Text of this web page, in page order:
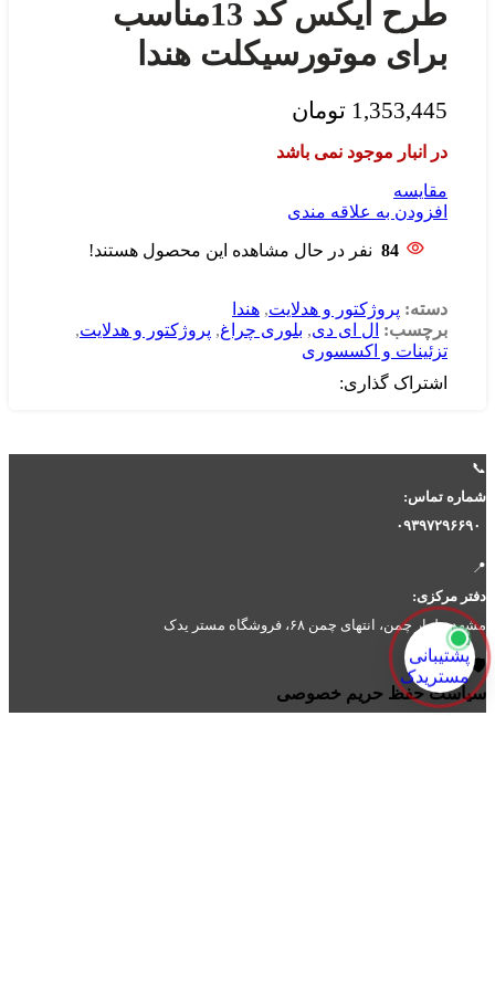
لاکی 185
گلکسی
NA-NH
کلیک
کلیک
150
کلیک
کلیک
طرح
شکاری
شوکا
طرح ایکس کد 13مناسب
برای موتورسیکلت هندا
1,353,445 تومان
در انبار موجود نمی باشد
مقایسه
افزودن به علاقه مندی
84 نفر در حال مشاهده این محصول هستند!
دسته: پروژکتور و هدلایت, هندا
برچسب: ال ای دی, بلوری چراغ, پروژکتور و هدلایت,
تزئینات و اکسسوری
اشتراک گذاری:
📞
شماره تماس:
۰۹۳۹۷۲۹۶۶۹۰
📍
دفتر مرکزی:
مشهد، بلوار چمن، انتهای چمن ۶۸، فروشگاه مستر یدک
🛡️
سیاست حفظ حریم خصوصی